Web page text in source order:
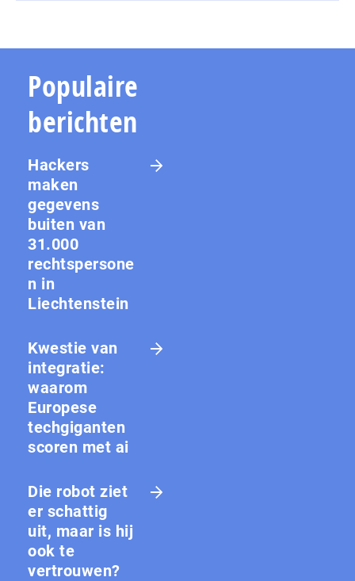
Populaire
berichten
Hackers
maken
gegevens
buiten van
31.000
rechtspersone
n in
Liechtenstein
Kwestie van
integratie:
waarom
Europese
techgiganten
scoren met ai
Die robot ziet
er schattig
uit, maar is hij
ook te
vertrouwen?